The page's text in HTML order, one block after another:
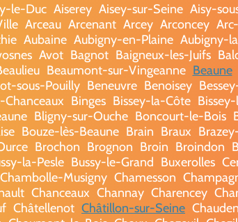
le-Duc Aiserey Aisey-sur-Seine Aisy-
Arceau Arcenant Arcey Arconcey
Aubaine Aubigny-en-Plaine Aubigny-
Avot Bagnot Baigneux-les-Juifs
Beaumont-sur-Vingeanne Beaune
sous-Pouilly Beneuvre Benoisey
Chanceaux Binges Bissey-la-Côte
Bligny-sur-Ouche Boncourt-le-Bois
Bouze-lès-Beaune Brain Braux
Brochon Brognon Broin Broindon
la-Pesle Bussy-le-Grand Buxerolles
Chambolle-Musigny Chamesson
Chanceaux Channay Charencey
Châtellenot Châtillon-sur-Seine